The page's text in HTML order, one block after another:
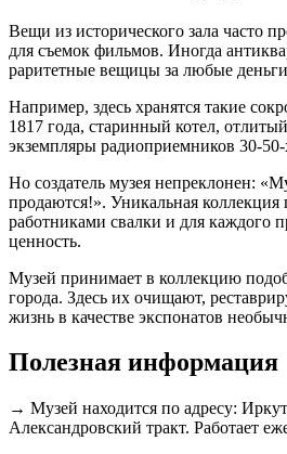
Вещи из исторического зала часто
для съемок фильмов. Иногда
раритетные вещицы за любые
Например, здесь хранятся такие
1817 года, старинный котел,
экземпляры радиоприемников 30-
Но создатель музея непреклонен:
продаются!». Уникальная коллекция
работниками свалки и для каждого
ценность.
Музей принимает в коллекцию
города. Здесь их очищают,
жизнь в качестве экспонатов
Полезная информация
→ Музей находится по адресу:
Александровский тракт. Работает